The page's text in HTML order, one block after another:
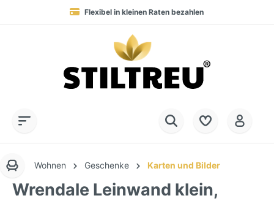
Flexibel in kleinen Raten bezahlen
Blitzversand in 1-2 Werktagen nach DE, AT & NL
+49 (0) 28 32 - 408 990 0
Dauerhaft hohe Warenverfügbarkeit
SSL-verschlüsselt online einkaufen
Wohnen Geschenke Karten und Bilder
Wrendale Leinwand klein,